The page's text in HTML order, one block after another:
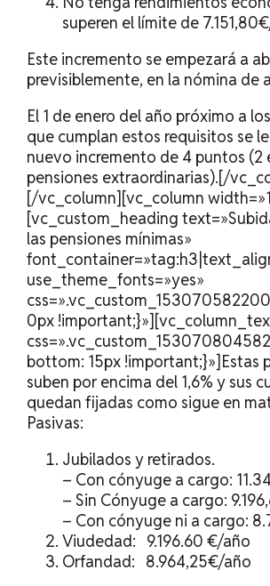
superen el límite de
Este incremento se empezará a
previsiblemente, en la nómina de
El 1 de enero del año próximo a
que cumplan estos requisitos se
nuevo incremento de 4 puntos (2
pensiones extraordinarias).[/
[/vc_column][vc_column
[vc_custom_heading
las pensiones mínimas»
use_theme_fonts=»yes»
0px
bottom: 15px !important;}»]Estas
suben por encima del 1,6% y sus
quedan fijadas como sigue en
Pasivas:
Jubilados y retirados.
– Con cónyuge a cargo:
– Sin Cónyuge a cargo:
– Con cónyuge ni a cargo:
Viudedad: 9.196.60 €/año
Orfandad: 8.964,25€/año